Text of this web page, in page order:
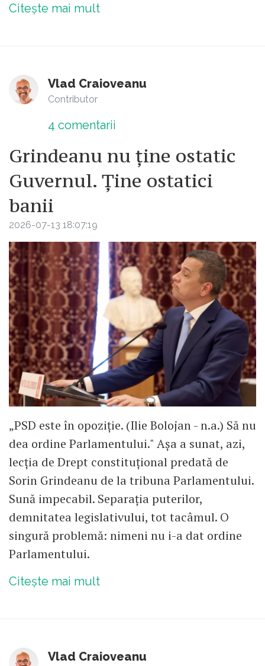
Citește mai mult
Vlad Craioveanu
Contributor
4 comentarii
Grindeanu nu ține ostatic
Guvernul. Ține ostatici
banii
2026-07-13 18:07:19
„PSD este în opoziție. (Ilie Bolojan - n.a.) Să nu
dea ordine Parlamentului." Așa a sunat, azi,
lecția de Drept constituțional predată de
Sorin Grindeanu de la tribuna Parlamentului.
Sună impecabil. Separația puterilor,
demnitatea legislativului, tot tacâmul. O
singură problemă: nimeni nu i-a dat ordine
Parlamentului.
Citește mai mult
Vlad Craioveanu